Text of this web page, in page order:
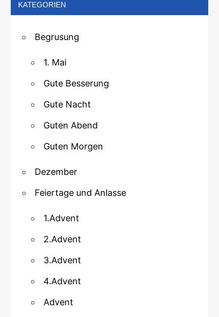
KATEGORIEN
Begrusung
1. Mai
Gute Besserung
Gute Nacht
Guten Abend
Guten Morgen
Dezember
Feiertage und Anlasse
1.Advent
2.Advent
3.Advent
4.Advent
Advent